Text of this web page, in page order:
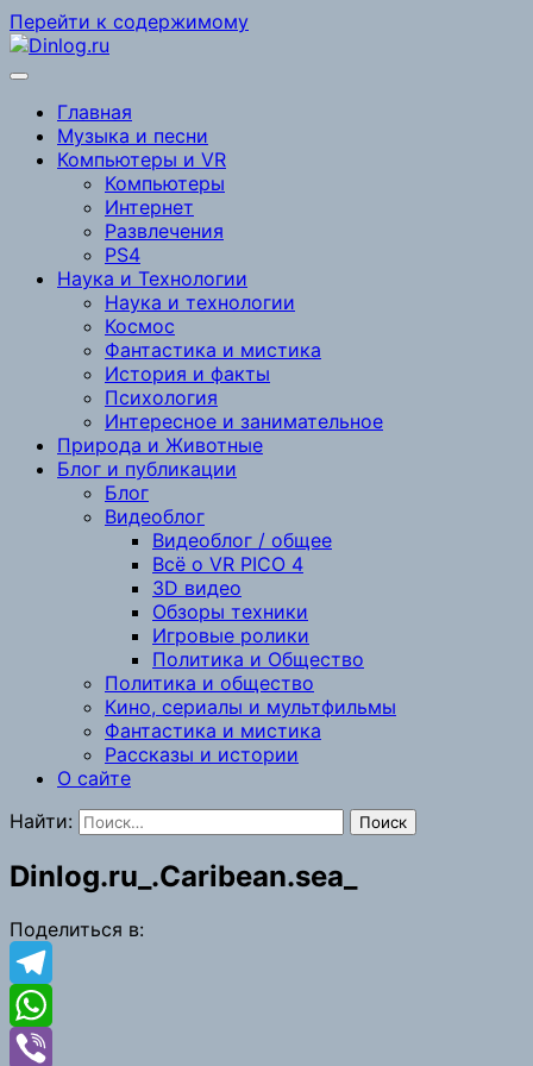
Перейти к содержимому
Главная
Музыка и песни
Компьютеры и VR
Компьютеры
Интернет
Развлечения
PS4
Наука и Технологии
Наука и технологии
Космос
Фантастика и мистика
История и факты
Психология
Интересное и занимательное
Природа и Животные
Блог и публикации
Блог
Видеоблог
Видеоблог / общее
Всё о VR PICO 4
3D видео
Обзоры техники
Игровые ролики
Политика и Общество
Политика и общество
Кино, сериалы и мультфильмы
Фантастика и мистика
Рассказы и истории
О сайте
Найти:
Dinlog.ru_.Caribean.sea_
Поделиться в:
Telegram
WhatsApp